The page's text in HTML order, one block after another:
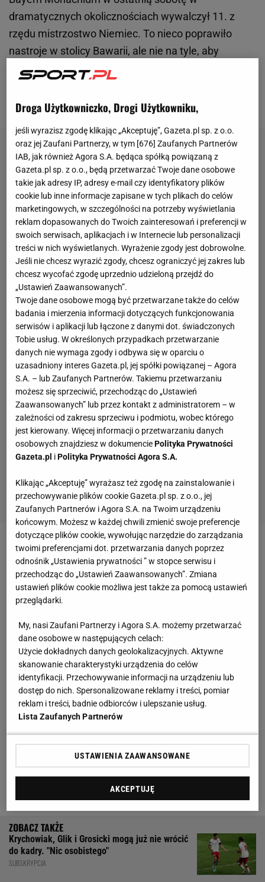
dramatycznych okolicznościach wywalczył 11. z
rzędu mistrzostwo Niemiec. To nieco poprawiło
nastroje w stolicy Bawarii, ale nie na tyle, aby
niedawno zakończony sezon uznać za udany. W
niebawem mogą przyjść kolejne.
Zobacz wideoW Barcelonie wszyscy już żyją
przyszłym sezonem. "Dominuje jeden temat"
Bayern Monachium ma problem. Pięciu
zawodników nie chce przedłużyć umów
Tuż po zakończeniu ostatniego w sezoniemeczu
FC Koln (2:1) wyszło na jaw, że pracę stracili prezes
zarządu Oliver Kahn (zastąpił go Jan Christian-
Dreesen) oraz dyrektor sportowy Hasan
Salihamidzić. Pierwszy z nich miał bardzo źle przyjąć
wiadomość o dymisji i w ogóle nie pojechał do
Kolonii. Drugi pojawił się na meczu, a gdy stało się
Krychowiak, Glik i Grosicki mogą już nie wrócić
do kadry. "Nic osobistego"
SUBSKRYPCJA
Droga Użytkowniczko, Drogi Użytkowniku,
jeśli wyrazisz zgodę klikając „Akceptuję”, Gazeta.pl sp. z o.o.
oraz jej Zaufani Partnerzy, w tym [676] Zaufanych Partnerów
IAB, jak również Agora S.A. będąca spółką powiązaną z
Gazeta.pl sp. z o.o., będą przetwarzać Twoje dane osobowe
takie jak adresy IP, adresy e-mail czy identyfikatory plików
cookie lub inne informacje zapisane w tych plikach do celów
marketingowych, w szczególności na potrzeby wyświetlania
reklam dopasowanych do Twoich zainteresowań i preferencji w
swoich serwisach, aplikacjach i w Internecie lub personalizacji
treści w nich wyświetlanych. Wyrażenie zgody jest dobrowolne.
Jeśli nie chcesz wyrazić zgody, chcesz ograniczyć jej zakres lub
chcesz wycofać zgodę uprzednio udzieloną przejdź do
„Ustawień Zaawansowanych”.
Twoje dane osobowe mogą być przetwarzane także do celów
badania i mierzenia informacji dotyczących funkcjonowania
serwisów i aplikacji lub łączone z danymi dot. świadczonych
Tobie usług. W określonych przypadkach przetwarzanie
danych nie wymaga zgody i odbywa się w oparciu o
uzasadniony interes Gazeta.pl, jej spółki powiązanej – Agora
S.A. – lub Zaufanych Partnerów. Takiemu przetwarzaniu
możesz się sprzeciwić, przechodząc do „Ustawień
Zaawansowanych” lub przez kontakt z administratorem – w
zależności od zakresu sprzeciwu i podmiotu, wobec którego
jest kierowany. Więcej informacji o przetwarzaniu danych
osobowych znajdziesz w dokumenciePolityka Prywatności
Gazeta.pl iPolityka Prywatności Agora S.A.
Klikając „Akceptuję” wyrażasz też zgodę na zainstalowanie i
przechowywanie plików cookie Gazeta.pl sp. z o.o., jej
Zaufanych Partnerów i Agora S.A. na Twoim urządzeniu
końcowym. Możesz w każdej chwili zmienić swoje preferencje
dotyczące plików cookie, wywołując narzędzie do zarządzania
twoimi preferencjami dot. przetwarzania danych poprzez
odnośnik „Ustawienia prywatności ” w stopce serwisu i
przechodząc do „Ustawień Zaawansowanych”. Zmiana
ustawień plików cookie możliwa jest także za pomocą ustawień
przeglądarki.
My, nasi Zaufani Partnerzy i Agora S.A. możemy przetwarzać
dane osobowe w następujących celach:
Użycie dokładnych danych geolokalizacyjnych. Aktywne
skanowanie charakterystyki urządzenia do celów
identyfikacji. Przechowywanie informacji na urządzeniu lub
dostęp do nich. Spersonalizowane reklamy i treści, pomiar
reklam i treści, badnie odbiorców i ulepszanie usług.
Lista Zaufanych Partnerów
USTAWIENIA ZAAWANSOWANE
AKCEPTUJĘ